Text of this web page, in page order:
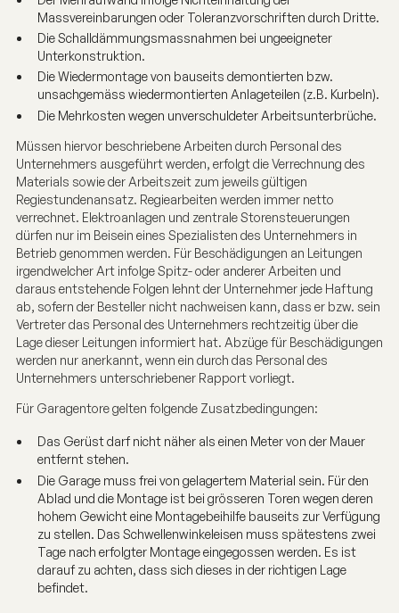
Massvereinbarungen oder Toleranzvorschriften durch Dritte.
Die Schalldämmungsmassnahmen bei ungeeigneter
Unterkonstruktion.
Die Wiedermontage von bauseits demontierten bzw.
unsachgemäss wiedermontierten Anlageteilen (z.B. Kurbeln).
Die Mehrkosten wegen unverschuldeter Arbeitsunterbrüche.
Müssen hiervor beschriebene Arbeiten durch Personal des
Unternehmers ausgeführt werden, erfolgt die Verrechnung des
Materials sowie der Arbeitszeit zum jeweils gültigen
Regiestundenansatz. Regiearbeiten werden immer netto
verrechnet. Elektroanlagen und zentrale Storensteuerungen
dürfen nur im Beisein eines Spezialisten des Unternehmers in
Betrieb genommen werden. Für Beschädigungen an Leitungen
irgendwelcher Art infolge Spitz- oder anderer Arbeiten und
daraus entstehende Folgen lehnt der Unternehmer jede Haftung
ab, sofern der Besteller nicht nachweisen kann, dass er bzw. sein
Vertreter das Personal des Unternehmers rechtzeitig über die
Lage dieser Leitungen informiert hat. Abzüge für Beschädigungen
werden nur anerkannt, wenn ein durch das Personal des
Unternehmers unterschriebener Rapport vorliegt.
Für Garagentore gelten folgende Zusatzbedingungen:
Das Gerüst darf nicht näher als einen Meter von der Mauer
entfernt stehen.
Die Garage muss frei von gelagertem Material sein. Für den
Ablad und die Montage ist bei grösseren Toren wegen deren
hohem Gewicht eine Montagebeihilfe bauseits zur Verfügung
zu stellen. Das Schwellenwinkeleisen muss spätestens zwei
Tage nach erfolgter Montage eingegossen werden. Es ist
darauf zu achten, dass sich dieses in der richtigen Lage
befindet.